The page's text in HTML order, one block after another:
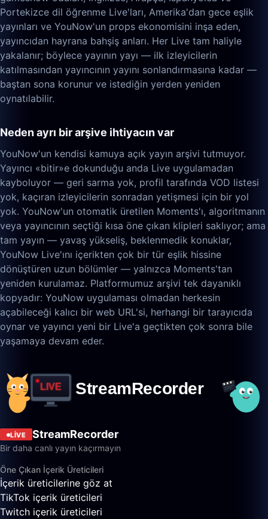
Portekizce dil öğrenme Live'ları, Amerika'dan gece eşlik
yayınları ve YouNow'un props ekonomisini inşa eden,
yayıncıdan hayrana bahşiş anları. Her Live tam haliyle
yakalanır; böylece yayının yayı — ilk izleyicilerin
katılmasından yayıncının yayını sonlandırmasına kadar —
baştan sona korunur ve istediğin yerden yeniden
oynatılabilir.
Neden ayrı bir arşive ihtiyacın var
YouNow'un kendisi kamuya açık yayın arşivi tutmuyor.
Yayıncı «bitir»e dokunduğu anda Live uygulamadan
kayboluyor — geri sarma yok, profil tarafında VOD listesi
yok, kaçıran izleyicilerin sonradan yetişmesi için bir yol
yok. YouNow'un otomatik üretilen Moments'ı, algoritmanın
veya yayıncının seçtiği kısa öne çıkan klipleri saklıyor; ama
tam yayın — yavaş yükseliş, beklenmedik konuklar,
YouNow Live'ını içerikten çok bir tür eşlik hissine
dönüştüren uzun bölümler — yalnızca Moments'tan
yeniden kurulamaz. Platformumuz arşivi tek dayanıklı
kopyadır: YouNow uygulaması olmadan herkesin
açabileceği kalıcı bir web URL'si, herhangi bir tarayıcıda
oynar ve yayıncı yeni bir Live'a geçtikten çok sonra bile
yaşamaya devam eder.
LIVE StreamRecorder
Bir daha canlı yayın kaçırmayın
Öne Çıkan İçerik Üreticileri
İçerik üreticilerine göz at
TikTok içerik üreticileri
Twitch içerik üreticileri